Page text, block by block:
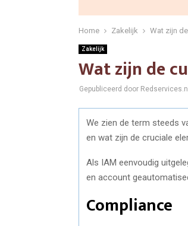
Home Zakelijk Wat zijn
Zakelijk
Wat zijn de
Gepubliceerd door Redservices.nl
We zien de term steeds
en wat zijn de cruciale
Als IAM eenvoudig
en account
Compliance